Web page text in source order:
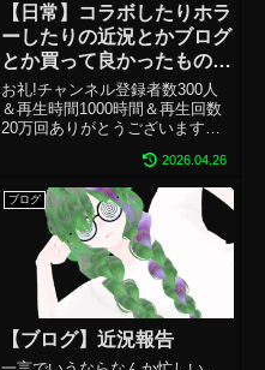
【日常】コラボしたりホラ
ーしたりの近況とかブログ
とか買って良かったものと
か。雑多な話
お礼!チャンネル登録者数300人
＆再生時間1000時間＆再生回数
20万回ありがとうございます！
本当に嬉しいです。ビートセイ
バーはトレンドに上がったりと
盛り上がってきているので、私
もその盛り上げに一役買えたら
嬉しい...
2026.04.26
ブログ
【ブログ】近況報告